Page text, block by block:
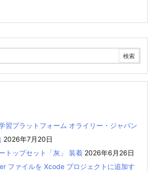
習プラットフォーム オライリー・ジャパン
2026年7月20日
トップセット「灰」 装着 2026年6月26日
ファイルを Xcode プロジェクトに追加す